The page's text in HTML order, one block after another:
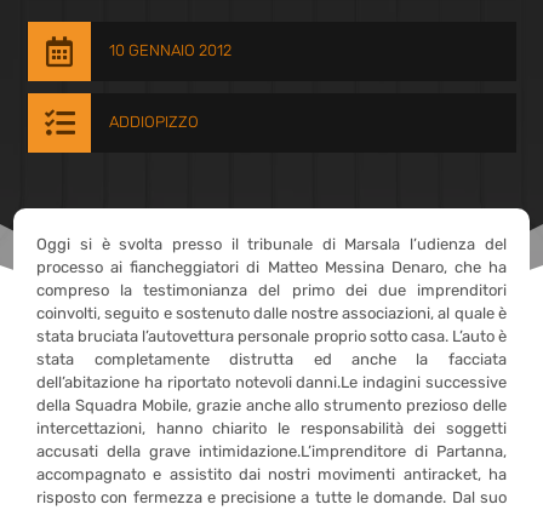
 10 GENNAIO 2012
 ADDIOPIZZO
Oggi si è svolta presso il tribunale di Marsala l’udienza del
processo ai fiancheggiatori di Matteo Messina Denaro, che ha
compreso la testimonianza del primo dei due imprenditori
coinvolti, seguito e sostenuto dalle nostre associazioni, al quale è
stata bruciata l’autovettura personale proprio sotto casa. L’auto è
stata completamente distrutta ed anche la facciata
dell’abitazione ha riportato notevoli danni.Le indagini successive
della Squadra Mobile, grazie anche allo strumento prezioso delle
intercettazioni, hanno chiarito le responsabilità dei soggetti
accusati della grave intimidazione.L’imprenditore di Partanna,
accompagnato e assistito dai nostri movimenti antiracket, ha
risposto con fermezza e precisione a tutte le domande. Dal suo